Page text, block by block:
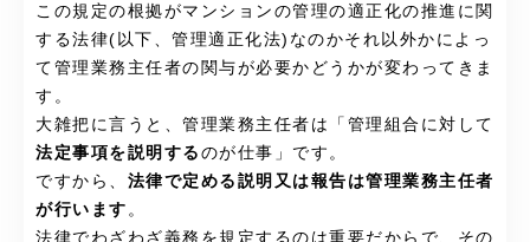
この規定の根拠がマンションの管理の適正化の推進に関
する法律(以下、管理適正化法)なのかそれ以外かによっ
て管理業務主任者の関与が必要かどうかが変わってきま
す。
大雑把に言うと、管理業務主任者は「管理組合に対して
法定事項を説明する のが仕事」です。
ですから、 法律で定める説明又は報告は管理業務主任者
が行います 。
法律でわざわざ義務を規定するのは重要だからで、その